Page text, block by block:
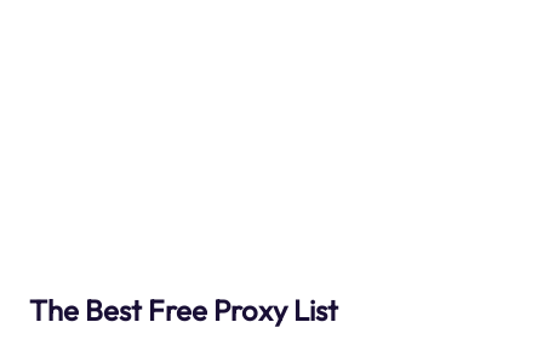
The Best Free Proxy List